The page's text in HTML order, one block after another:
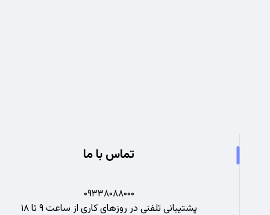
تماس با ما
۰۹۳۳۸۰۸۸۰۰۰
پشتیبانی تلفنی در روزهای کاری از ساعت ۹ تا ۱۸